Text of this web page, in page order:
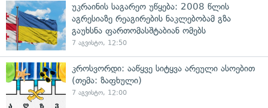
უკრაინის საგარეო უწყება: 2008 წლის
აგრესიაზე რეაგირების ნაკლებობამ გზა
გაუხსნა ფართომასშტაბიან ომებს
7 აგვისტო, 12:50
კროსვორდი: ააწყვე სიტყვა არეული ასოებით
(თემა: ზაფხული)
7 აგვისტო, 12:00